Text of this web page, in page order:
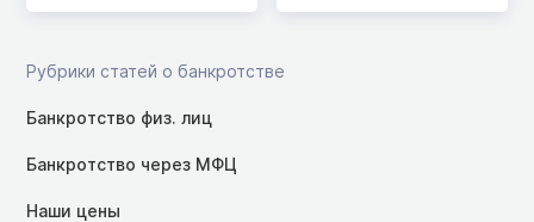
Рубрики статей о банкротстве
Банкротство физ. лиц
Банкротство через МФЦ
Наши цены